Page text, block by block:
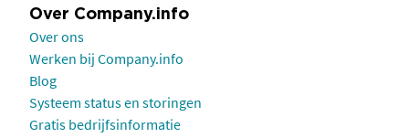
Over Company.info
Over ons
Werken bij Company.info
Blog
Systeem status en storingen
Gratis bedrijfsinformatie